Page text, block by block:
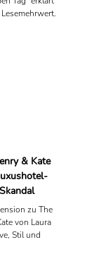
& Kate
zu The
von Laura
Stil und